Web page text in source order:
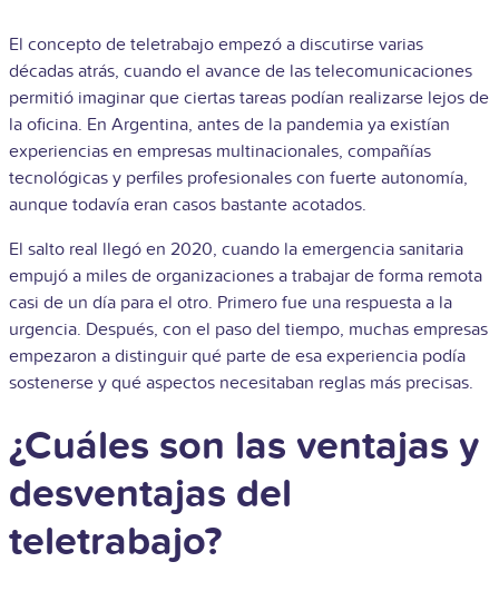
El concepto de teletrabajo empezó a discutirse varias
décadas atrás, cuando el avance de las telecomunicaciones
permitió imaginar que ciertas tareas podían realizarse lejos de
la oficina. En Argentina, antes de la pandemia ya existían
experiencias en empresas multinacionales, compañías
tecnológicas y perfiles profesionales con fuerte autonomía,
aunque todavía eran casos bastante acotados.
El salto real llegó en 2020, cuando la emergencia sanitaria
empujó a miles de organizaciones a trabajar de forma remota
casi de un día para el otro. Primero fue una respuesta a la
urgencia. Después, con el paso del tiempo, muchas empresas
empezaron a distinguir qué parte de esa experiencia podía
sostenerse y qué aspectos necesitaban reglas más precisas.
¿Cuáles son las ventajas y
desventajas del
teletrabajo?